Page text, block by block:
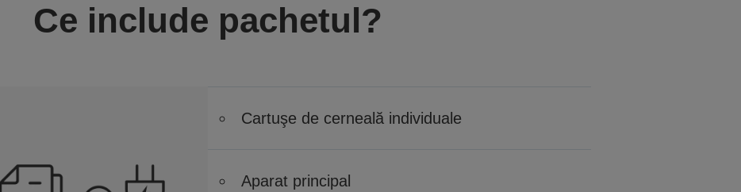
Ce include pachetul?
Cartuşe de cerneală individuale
Aparat principal